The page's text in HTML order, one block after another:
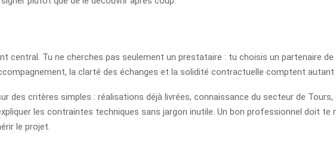
central. Tu ne cherches pas seulement un prestataire : tu choisis un partenaire
la clarté des échanges et la solidité contractuelle comptent
des critères simples : réalisations déjà livrées, connaissance du secteur de Tours,
les contraintes techniques sans jargon inutile. Un bon professionnel doit te
le projet.